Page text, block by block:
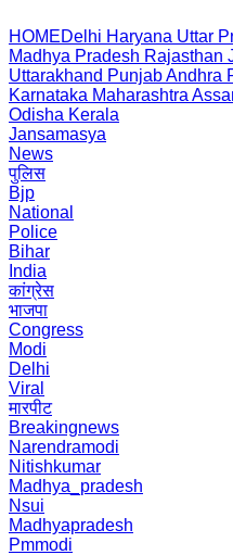
HOMEDelhi Haryana Uttar
Madhya Pradesh Rajasthan
Uttarakhand PunjabAndhra
Karnataka Maharashtra
Odisha Kerala
Jansamasya
News
पुलिस
Bjp
National
Police
Bihar
India
कांग्रेस
भाजपा
Congress
Modi
Delhi
Viral
मारपीट
Breakingnews
Narendramodi
Nitishkumar
Madhya_pradesh
Nsui
Madhyapradesh
Pmmodi